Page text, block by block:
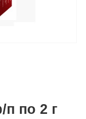
по 2 г